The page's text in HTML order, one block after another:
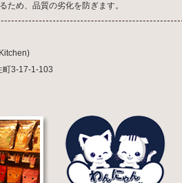
ため、品質の劣化を防ぎます。
3-17-1-103